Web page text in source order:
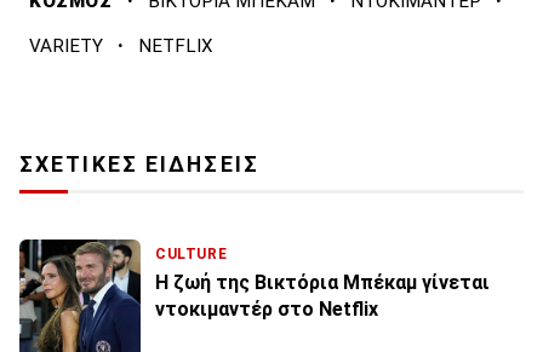
VARIETY · NETFLIX
ΣΧΕΤΙΚΕΣ ΕΙΔΗΣΕΙΣ
CULTURE
H ζωή της Bικτόρια Μπέκαμ γίνεται
ντοκιμαντέρ στο Netflix